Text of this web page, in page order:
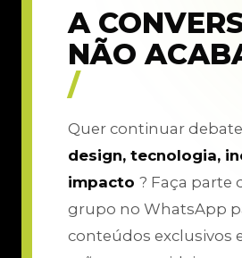
A
NÃO
/
Quer continuar
design, tecnologia,
impacto ? Faça parte
grupo no WhatsApp
conteúdos exclusivos